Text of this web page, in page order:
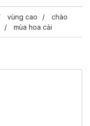
vùng cao
chào
mùa hoa cải